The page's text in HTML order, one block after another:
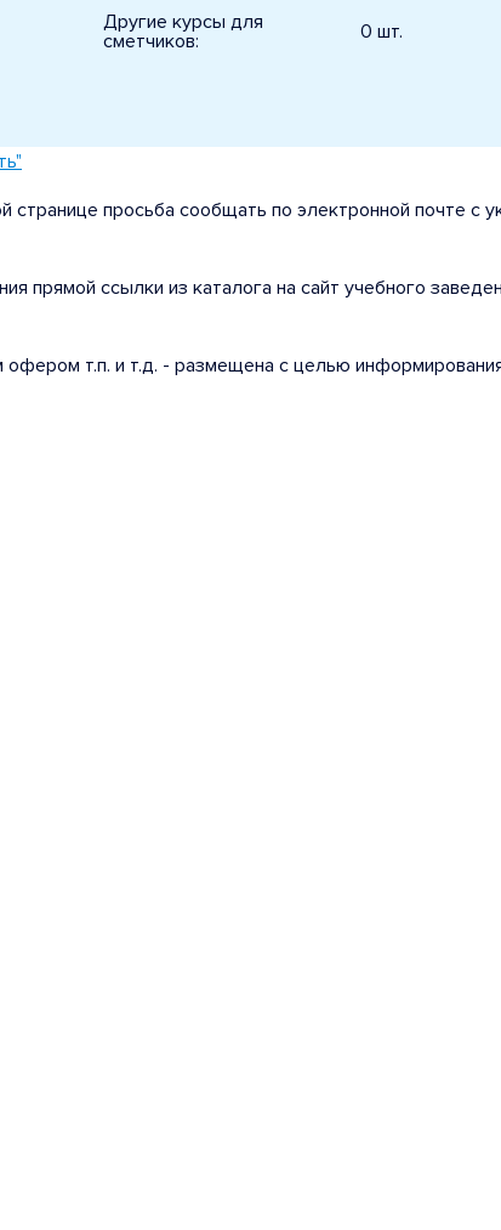
Другие курсы для
сметчиков:
0 шт.
просьба сообщать по электронной почте с
прямой ссылки из каталога на сайт учебного
т.п. и т.д. - размещена с целью